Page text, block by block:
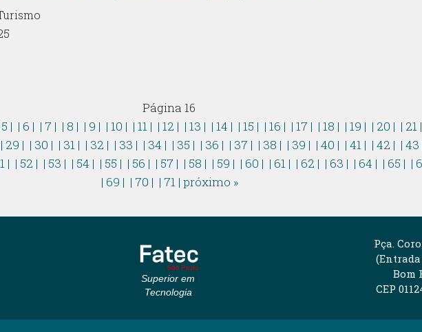
Página 16
| | 6 | | 7 | | 8 | | 9 | | 10 | | 11 | | 12 | | 13 | | 14 | | 15 | | 16 | | 17 | | 18 | | 19 | | 20 | | 21 |
| 29 | | 30 | | 31 | | 32 | | 33 | | 34 | | 35 | | 36 | | 37 | | 38 | | 39 | | 40 | | 41 | | 42 | | 43
| | 52 | | 53 | | 54 | | 55 | | 56 | | 57 | | 58 | | 59 | | 60 | | 61 | | 62 | | 63 | | 64 | | 65 | |
| 69 | | 70 | | 71 |próximo »
Superior em
Tecnologia
Pça.
(Entrada
Bom
CEP